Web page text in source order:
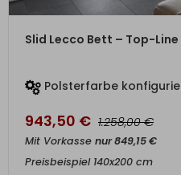
ZUM
Slid Lecco Bett – Top-Line
Polsterfarbe
943,50 € 1.258,00€
Mit Vorkasse nur849,15€
Preisbeispiel 140x200 cm